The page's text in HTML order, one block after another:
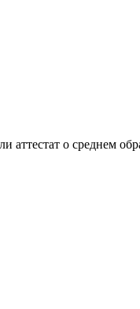
аттестат о среднем